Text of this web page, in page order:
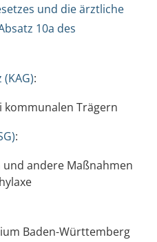
und die ärztliche
10a des
:
kommunalen Trägern
:
und andere Maßnahmen
Baden-Württemberg